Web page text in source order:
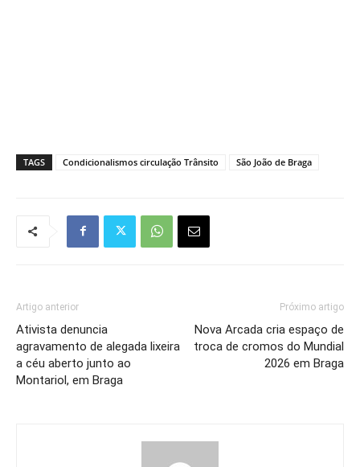
TAGS Condicionalismos circulação Trânsito São João de Braga
Artigo anterior
Ativista denuncia
agravamento de alegada lixeira
a céu aberto junto ao
Montariol, em Braga
Próximo artigo
Nova Arcada cria espaço de
troca de cromos do Mundial
2026 em Braga